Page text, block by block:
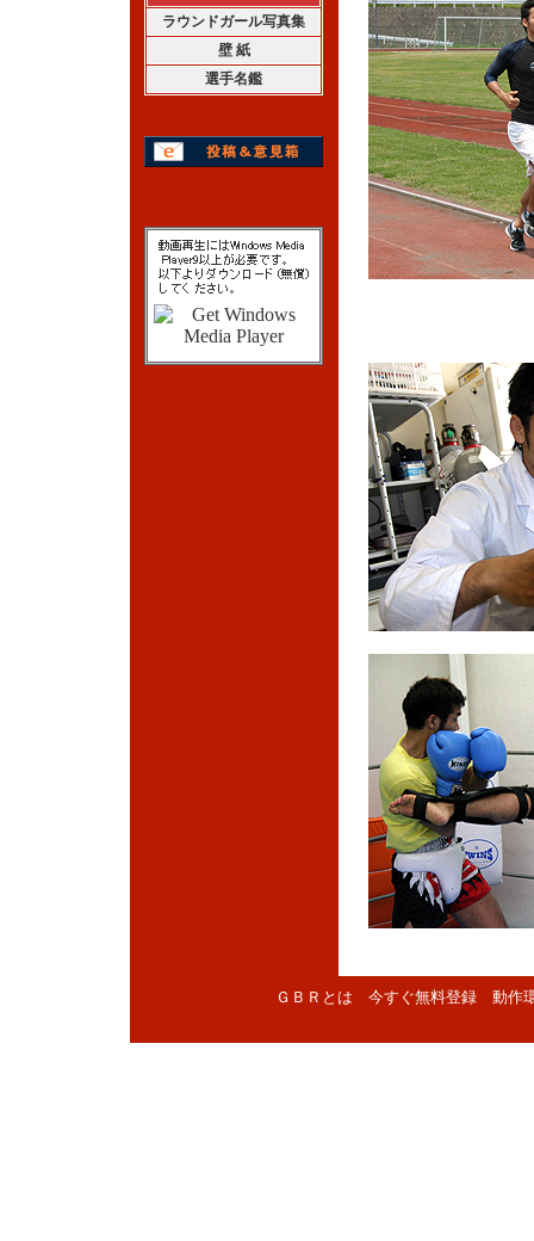
ラウンドガール写真集
壁 紙
選手名鑑
ＧＢＲとは 今すぐ無料登録 動作